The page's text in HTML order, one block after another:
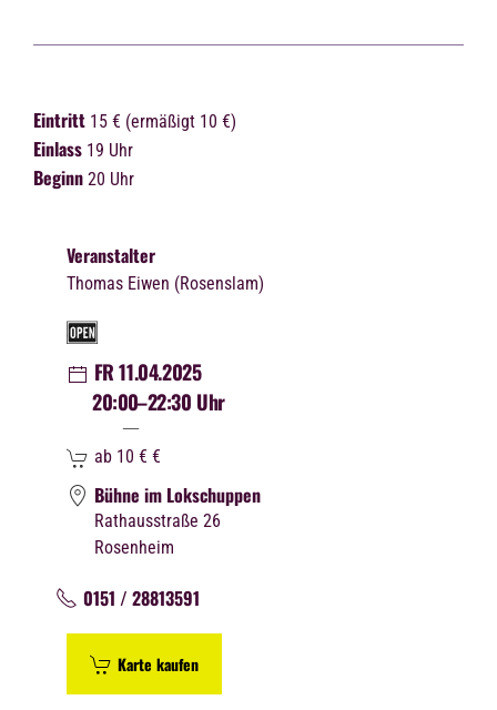
Eintritt 15 € (ermäßigt 10 €)
Einlass 19 Uhr
Beginn 20 Uhr
Veranstalter
Thomas Eiwen (Rosenslam)
FR 11.04.2025
20:00–22:30 Uhr
ab 10 € €
Bühne im Lokschuppen
Rathausstraße 26
Rosenheim
0151 / 28813591
Karte kaufen